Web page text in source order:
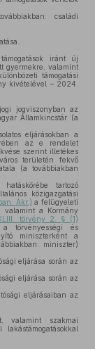
családi
iránt új
gyermekre, valamint
támogatási
kivételével – 2024.
jogviszonyban az
Államkincstár (a
eljárásokban a
az e rendelet
szerint illetékes
területén fekvő
(a továbbiakban
tartozó
közigazgatási
Ákr.) a felügyeleti
valamint a Kormány
törvény 2. § (1)
a törvényességi és
miniszterként a
miniszter)
eljárása során az
eljárása során az
eljárásaiban az
valamint szakmai